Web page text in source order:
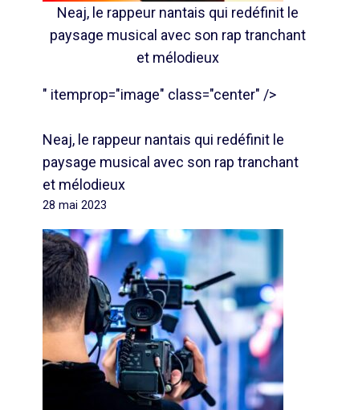
Neaj, le rappeur nantais qui redéfinit le
paysage musical avec son rap tranchant
et mélodieux
" itemprop="image" class="center" />
Neaj, le rappeur nantais qui redéfinit le
paysage musical avec son rap tranchant
et mélodieux
28 mai 2023